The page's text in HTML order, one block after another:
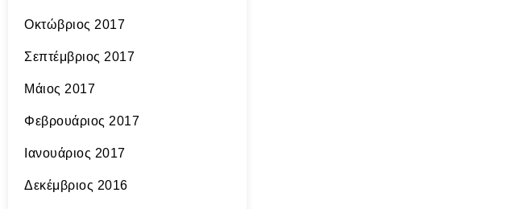
Οκτώβριος 2017
Σεπτέμβριος 2017
Μάιος 2017
Φεβρουάριος 2017
Ιανουάριος 2017
Δεκέμβριος 2016